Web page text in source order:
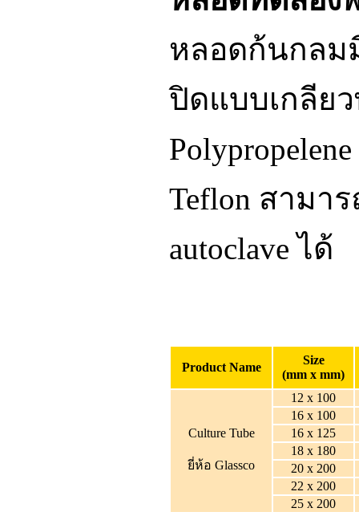
หลอดก้นกลม
ปิดแบบเกลีย
Teflon สามา
autoclave ได้
Product Name
Size
(mm x mm)
Culture Tube
ยี่ห้อ Glassco
12 x 100
16 x 100
16 x 125
18 x 180
20 x 200
22 x 200
25 x 200